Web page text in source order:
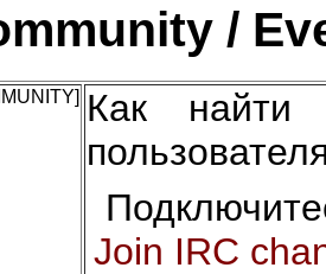
/
Как найти
Join IRC